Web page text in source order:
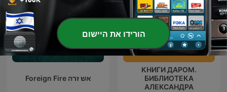
КНИГИ ДАРОМ.
БИБЛИОТЕКА
АЛЕКСАНДРА
אש זרה Foreign Fire
הורידו את היישום